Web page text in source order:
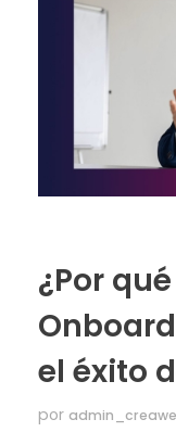
¿Por
el éxito
por